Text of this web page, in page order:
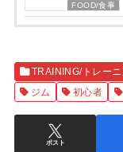
FOOD/食事
TRAINING/トレー
ジム
初心者
ポスト